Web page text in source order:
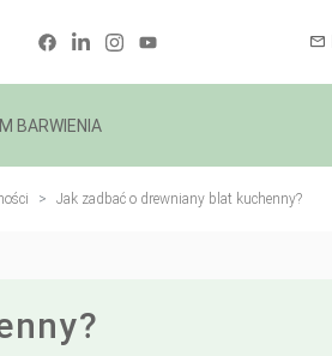
BARWIENIA
Jak zadbać o drewniany blat kuchenny?